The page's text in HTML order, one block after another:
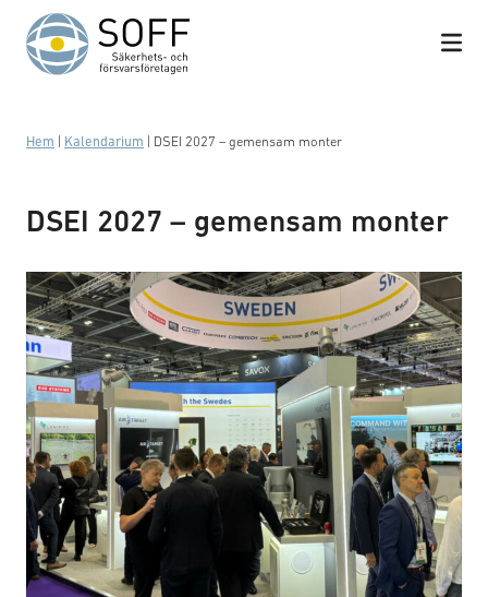
Hoppa till innehåll
Hem Kalendarium DSEI 2027 – gemensam monter
DSEI 2027 – gemensam monter